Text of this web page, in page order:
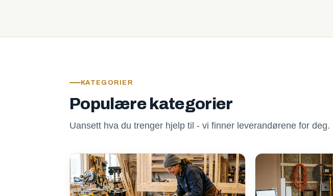
KATEGORIER
Populære kategorier
Uansett hva du trenger hjelp til - vi finner leverandørene for deg.